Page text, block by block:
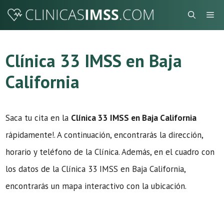
Saltar
Clínica 33 IMSS en Baja
California
Saca tu cita en la Clínica 33 IMSS en Baja California
rápidamente!. A continuación, encontrarás la dirección,
horario y teléfono de la Clínica. Además, en el cuadro con
los datos de la Clínica 33 IMSS en Baja California,
encontrarás un mapa interactivo con la ubicación.